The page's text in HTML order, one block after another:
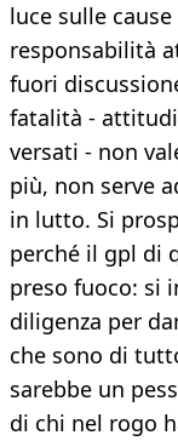
luce sulle
responsabilità
fuori
fatalità -
versati - non
più, non serve
in lutto. Si
perché il gpl di
preso fuoco: si
diligenza per
che sono di
sarebbe un
di chi nel rogo